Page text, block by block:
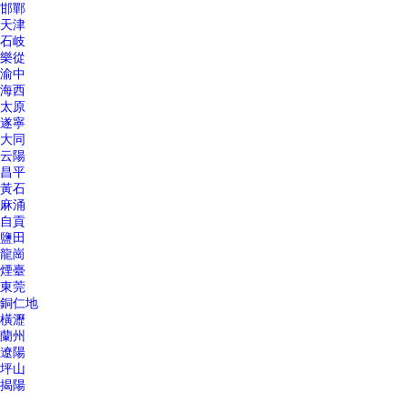
邯鄲
天津
石岐
樂從
渝中
海西
太原
遂寧
大同
云陽
昌平
黃石
麻涌
自貢
鹽田
龍崗
煙臺
東莞
銅仁地
橫瀝
蘭州
遼陽
坪山
揭陽